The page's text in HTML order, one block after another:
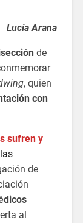
Lucía Arana
de
, quien
con
sufren y
de
al